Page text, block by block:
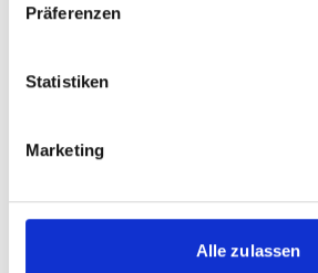
Präferenzen
Statistiken
Marketing
Alle zulassen
Ökosystembasierte Ansätze zur